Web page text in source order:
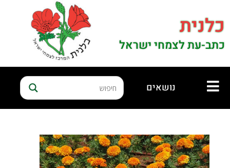
כלנית
כתב-עת לצמחי ישראל
נושאים